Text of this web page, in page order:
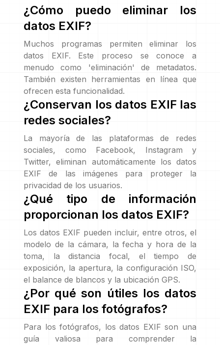
¿Cómo puedo eliminar los
datos EXIF?
Muchos programas permiten eliminar los
datos EXIF. Este proceso se conoce a
menudo como 'eliminación' de metadatos.
También existen herramientas en línea que
ofrecen esta funcionalidad.
¿Conservan los datos EXIF las
redes sociales?
La mayoría de las plataformas de redes
sociales, como Facebook, Instagram y
Twitter, eliminan automáticamente los datos
EXIF de las imágenes para proteger la
privacidad de los usuarios.
¿Qué tipo de información
proporcionan los datos EXIF?
Los datos EXIF pueden incluir, entre otros, el
modelo de la cámara, la fecha y hora de la
toma, la distancia focal, el tiempo de
exposición, la apertura, la configuración ISO,
el balance de blancos y la ubicación GPS.
¿Por qué son útiles los datos
EXIF para los fotógrafos?
Para los fotógrafos, los datos EXIF son una
guía valiosa para comprender la